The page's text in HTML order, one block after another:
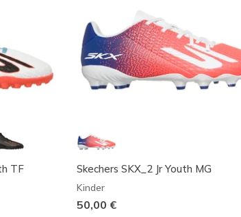
TF Skechers SKX_2 Jr Youth MG
Kinder
50,00 €